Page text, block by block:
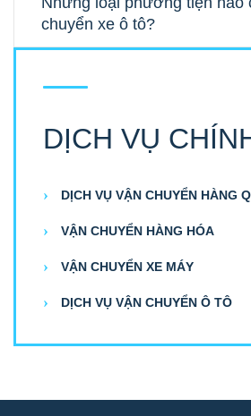
chuyển xe ô tô?
DỊCH VỤ
DỊCH VỤ VẬN CHUYỂN HÀNG
VẬN CHUYỂN HÀNG HÓA
VẬN CHUYỂN XE MÁY
DỊCH VỤ VẬN CHUYỂN Ô TÔ